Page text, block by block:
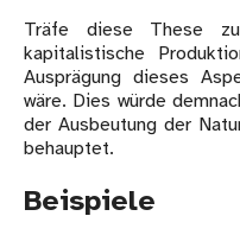
Träfe diese These
kapitalistische
Ausprägung dieses
wäre. Dies würde
der Ausbeutung der
behauptet.
Beispiele